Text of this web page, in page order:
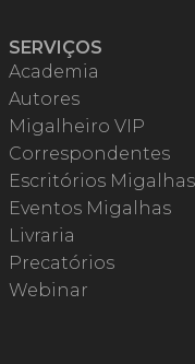
SERVIÇOS
Academia
Autores
Migalheiro VIP
Correspondentes
Escritórios Migalhas
Eventos Migalhas
Livraria
Precatórios
Webinar